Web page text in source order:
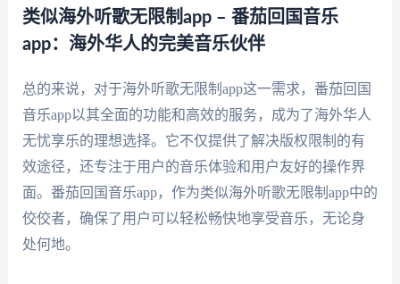
类似海外听歌无限制app – 番茄回国音乐
app：海外华人的完美音乐伙伴
总的来说，对于海外听歌无限制app这一需求，番茄回国
音乐app以其全面的功能和高效的服务，成为了海外华人
无忧享乐的理想选择。它不仅提供了解决版权限制的有
效途径，还专注于用户的音乐体验和用户友好的操作界
面。番茄回国音乐app，作为类似海外听歌无限制app中的
佼佼者，确保了用户可以轻松畅快地享受音乐，无论身
处何地。